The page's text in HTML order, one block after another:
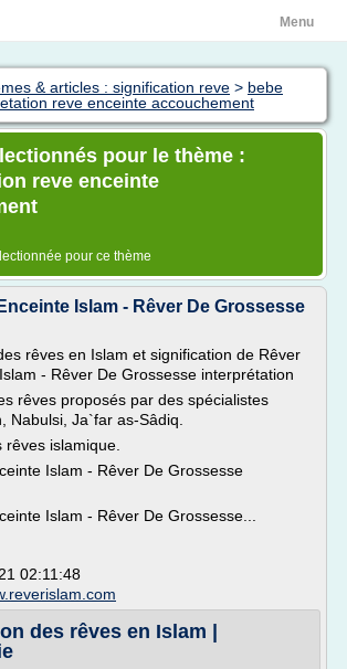
Menu
& articles : signification reve > bebe
reve enceinte accouchement
pour le thème :
reve enceinte
pour ce thème
Islam - Rêver De Grossesse
rêves en Islam et signification de Rêver
- Rêver De Grossesse interprétation
rêves proposés par des spécialistes
Nabulsi, Ja`far as-Sâdiq.
islamique.
Islam - Rêver De Grossesse
Islam - Rêver De Grossesse...
02:11:48
des rêves en Islam |